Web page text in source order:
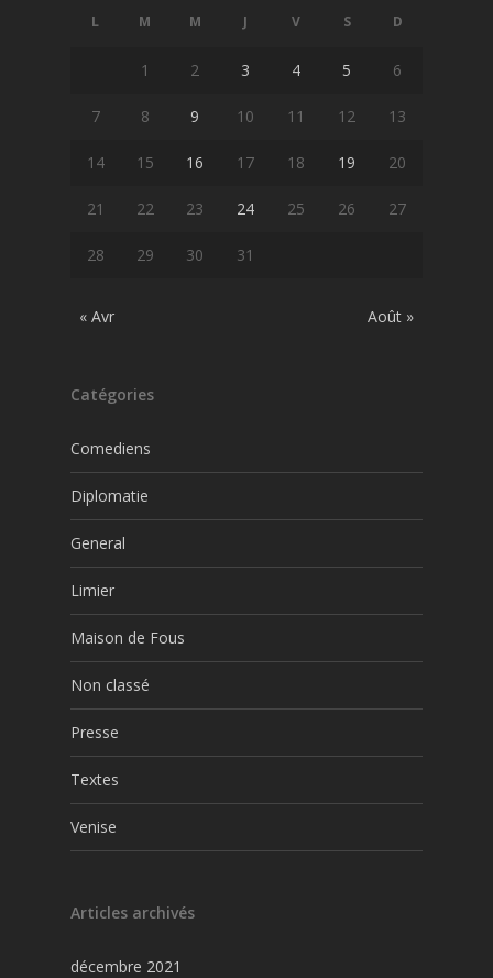
L M M J V S D
1 2 3 4 5 6
7 8 9 10 11 12 13
14 15 16 17 18 19 20
21 22 23 24 25 26 27
28 29 30 31
« Avr Août »
Catégories
Comediens
Diplomatie
General
Limier
Maison de Fous
Non classé
Presse
Textes
Venise
Articles archivés
décembre 2021